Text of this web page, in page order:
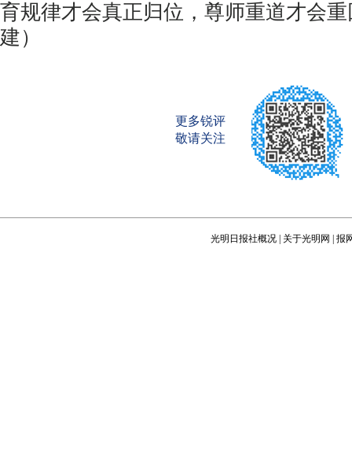
育规律才会真正归位，尊师重道才会
建）
更多锐评
敬请关注
光明日报社概况 关于光明网 报